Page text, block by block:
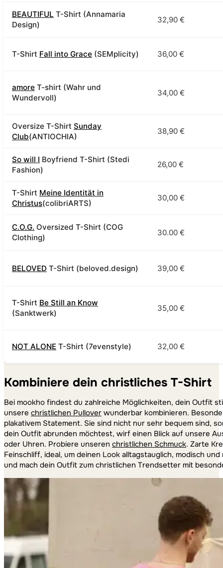
BEAUTIFUL T-Shirt (Annamaria
Design)
32,90 €
T-Shirt Fall into Grace (SEMplicity) 36,00 €
amore T-shirt (Wahr und
Wundervoll)
34,00 €
Oversize T-Shirt Sunday
Club(ANTIOCHIA)
38,90 €
So will I Boyfriend T-Shirt (Stedi
Fashion)
26,00 €
T-Shirt Meine Identität in
Christus(colibriARTS)
30,00 €
C.O.G. Oversized T-Shirt (COG
Clothing)
30.00 €
BELOVED T-Shirt (beloved.design) 39,00 €
T-Shirt Be Still an Know
(Sanktwerk)
35,00 €
NOT ALONE T-Shirt (7evenstyle) 32,00 €
Kombiniere dein christliches T-Shirt
Bei mookho findest du zahlreiche Möglichkeiten, dein Outfit
unsere christlichen Pullover wunderbar kombinieren.
plakativem Statement. Sie sind nicht nur sehr bequem sind,
dein Outfit abrunden möchtest, wirf einen Blick auf unsere
oder Uhren. Probiere unseren christlichen Schmuck. Zarte
Feinschliff, ideal, um deinen Look alltagstauglich, modisch
und mach dein Outfit zum christlichen Trendsetter mit